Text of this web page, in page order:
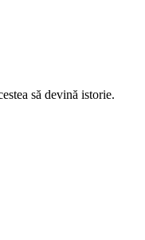
să devină istorie.